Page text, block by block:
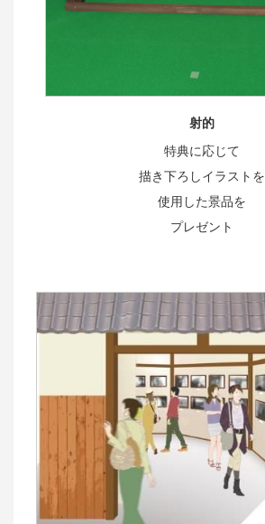
射的
特典に応じて
描き下ろしイラストを
使用した景品を
プレゼント